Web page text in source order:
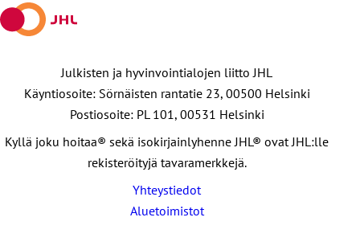
Julkisten ja hyvinvointialojen liitto JHL
Käyntiosoite: Sörnäisten rantatie 23, 00500 Helsinki
Postiosoite: PL 101, 00531 Helsinki
Kyllä joku hoitaa® sekä isokirjainlyhenne JHL® ovat JHL:lle
rekisteröityjä tavaramerkkejä.
Yhteystiedot
Aluetoimistot